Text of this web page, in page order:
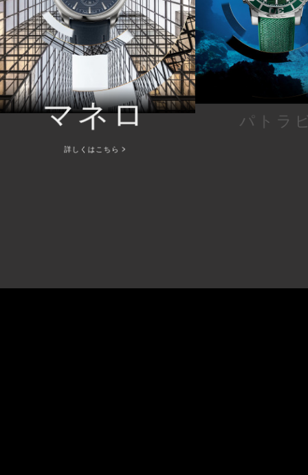
マネロ
詳しくはこちら
パトラ